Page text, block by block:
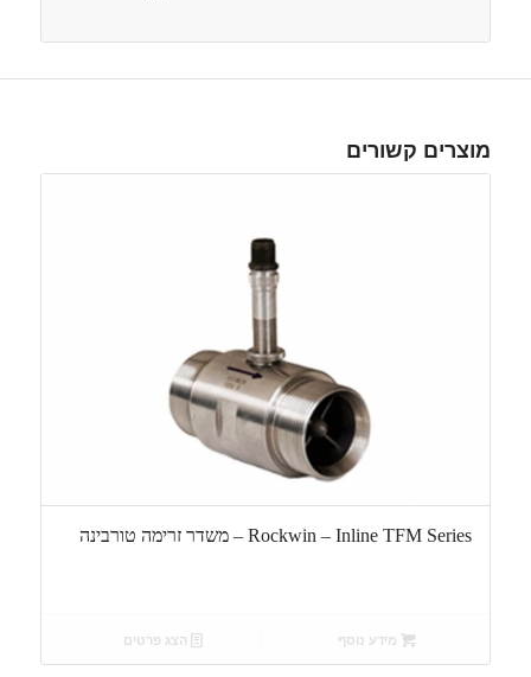
מוצרים קשורים
Rockwin – Inline TFM Series – משדר זרימה טורבינה
מידע נוסף הצג פרטים